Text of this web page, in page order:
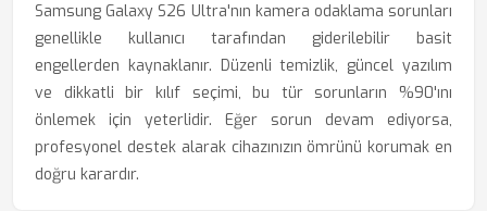
Samsung Galaxy S26 Ultra'nın kamera odaklama sorunları
genellikle kullanıcı tarafından giderilebilir basit
engellerden kaynaklanır. Düzenli temizlik, güncel yazılım
ve dikkatli bir kılıf seçimi, bu tür sorunların %90'ını
önlemek için yeterlidir. Eğer sorun devam ediyorsa,
profesyonel destek alarak cihazınızın ömrünü korumak en
doğru karardır.